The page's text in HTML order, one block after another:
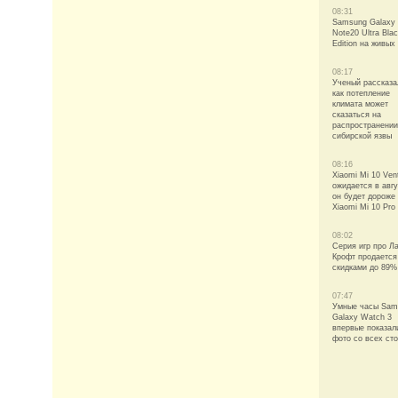
08:31
Samsung Galaxy
Note20 Ultra
Edition на живых
08:17
Ученый
как потепление
климата может
сказаться на
распространении
сибирской язвы
08:16
Xiaomi Mi 10
ожидается в
он будет дороже
Xiaomi Mi 10 Pro
08:02
Серия игр про
Крофт
скидками до 89%
07:47
Умные часы
Galaxy Watch 3
впервые
фото со всех